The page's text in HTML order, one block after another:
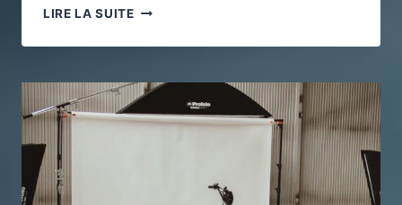
LIRE LA SUITEPOURQUOI
TROTTINETTE
NE
S’ALLUME
PLUS
PRÉVENTION